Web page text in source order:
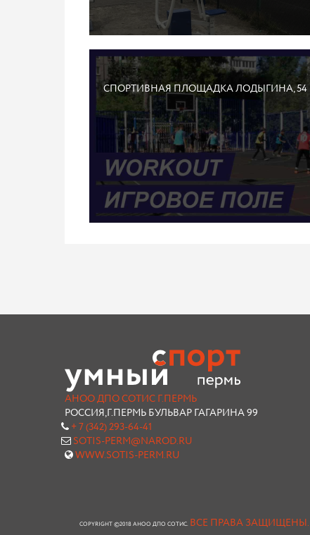
СПОРТИВНАЯ ПЛОЩАДКА ЛОДЫГИНА, 54
АНОО ДПО СОТИС Г.ПЕРМЬ
РОССИЯ,Г.ПЕРМЬ БУЛЬВАР ГАГАРИНА 99
+ 7 (342) 293-64-41
SOTIS-PERM@NAROD.RU
WWW.SOTIS-PERM.RU
COPYRIGHT ©2018 АНОО ДПО СОТИС. ВСЕ ПРАВА ЗАЩИЩЕНЫ.